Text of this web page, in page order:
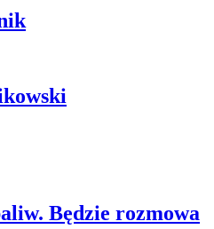
Będzie rozmowa